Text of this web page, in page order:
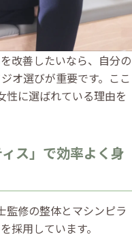
改善したいなら、自分の
オ選びが重要です。ここ
に選ばれている理由を
ス」で効率よく身
修の整体とマシンピラ
採用しています。